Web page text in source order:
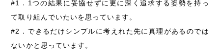
#1．1つの結果に妥協せずに更に深く追求する姿勢を持っ
て取り組んでいたいを思っています。
#2．できるだけシンプルに考えれた先に真理があるのでは
ないかと思っています。